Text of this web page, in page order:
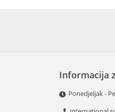
Informacija
Ponedjeljak -